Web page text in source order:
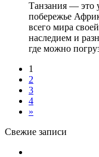
Танзания — это
побережье
всего мира
наследием и
где можно
1
2
3
4
»
Свежие записи